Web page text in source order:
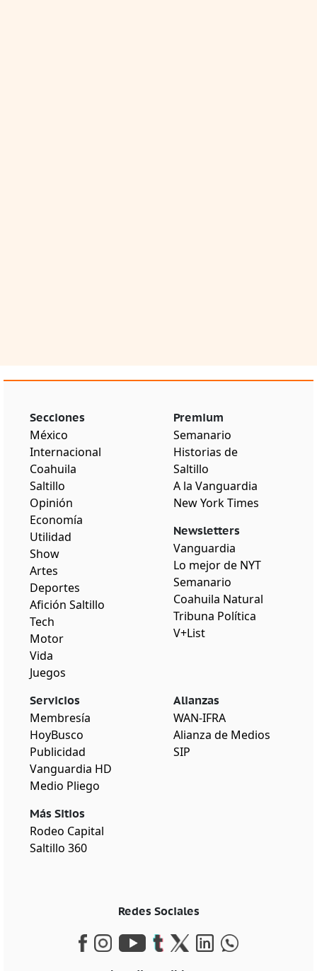
Secciones
México
Internacional
Coahuila
Saltillo
Opinión
Economía
Utilidad
Show
Artes
Deportes
Afición Saltillo
Tech
Motor
Vida
Juegos
Premium
Semanario
Historias de
Saltillo
A la Vanguardia
New York Times
Newsletters
Vanguardia
Lo mejor de NYT
Semanario
Coahuila Natural
Tribuna Política
V+List
Servicios
Membresía
HoyBusco
Publicidad
Vanguardia HD
Medio Pliego
Más Sitios
Rodeo Capital
Saltillo 360
Alianzas
WAN-IFRA
Alianza de Medios
SIP
Redes Sociales